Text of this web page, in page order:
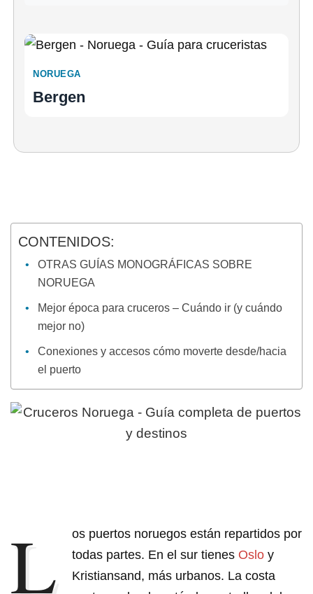
NORUEGA
Bergen
CONTENIDOS:
OTRAS GUÍAS MONOGRÁFICAS SOBRE
NORUEGA
Mejor época para cruceros – Cuándo ir (y cuándo
mejor no)
Conexiones y accesos cómo moverte desde/hacia
el puerto
L
os puertos noruegos están repartidos por
todas partes. En el sur tienes Osloy
Kristiansand, más urbanos. La costa